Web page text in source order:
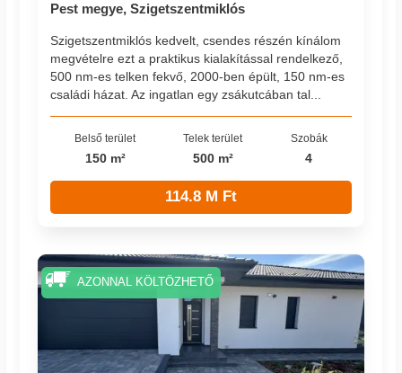
Pest megye, Szigetszentmiklós
Szigetszentmiklós kedvelt, csendes részén kínálom
megvételre ezt a praktikus kialakítással rendelkező,
500 nm-es telken fekvő, 2000-ben épült, 150 nm-es
családi házat. Az ingatlan egy zsákutcában tal...
Belső terület
150 m²
Telek terület
500 m²
Szobák
4
114.8 M Ft
AZONNAL KÖLTÖZHETŐ